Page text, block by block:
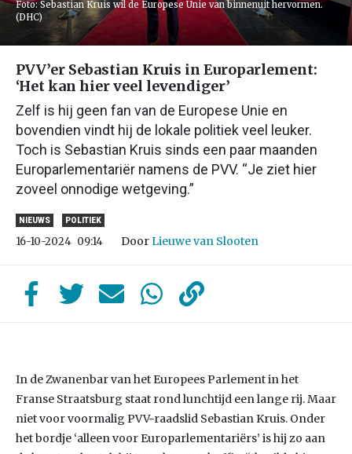
Foto: Sebastian Kruis wil de Europese Unie van binnenuit hervormen.
(DHC)
PVV’er Sebastian Kruis in Europarlement:
‘Het kan hier veel levendiger’
Zelf is hij geen fan van de Europese Unie en
bovendien vindt hij de lokale politiek veel leuker.
Toch is Sebastian Kruis sinds een paar maanden
Europarlementariër namens de PVV. “Je ziet hier
zoveel onnodige wetgeving.”
NIEUWS POLITIEK
16-10-2024 09:14 DoorLieuwe van Slooten
In de Zwanenbar van het Europees Parlement in het
Franse Straatsburg staat rond lunchtijd een lange rij. Maar
niet voor voormalig PVV-raadslid Sebastian Kruis. Onder
het bordje ‘alleen voor Europarlementariërs’ is hij zo aan